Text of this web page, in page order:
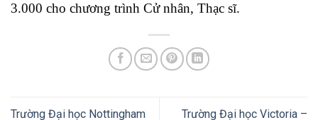
3.000 cho chương trình Cử nhân, Thạc sĩ.
Trường Đại học Nottingham
Trường Đại học Victoria –